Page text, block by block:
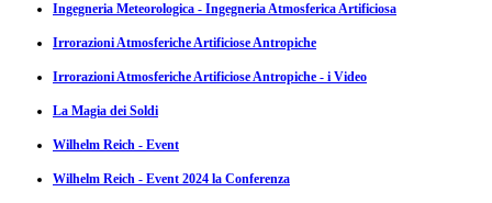
Ingegneria Meteorologica - Ingegneria Atmosferica Artificiosa
Irrorazioni Atmosferiche Artificiose Antropiche
Irrorazioni Atmosferiche Artificiose Antropiche - i Video
La Magia dei Soldi
Wilhelm Reich - Event
Wilhelm Reich - Event 2024 la Conferenza